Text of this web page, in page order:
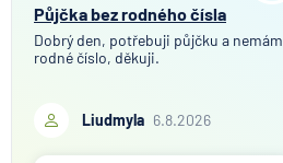
Půjčka bez rodného čísla
Dobrý den, potřebuji půjčku a nemám
rodné číslo, děkuji.
Liudmyla 6.8.2026